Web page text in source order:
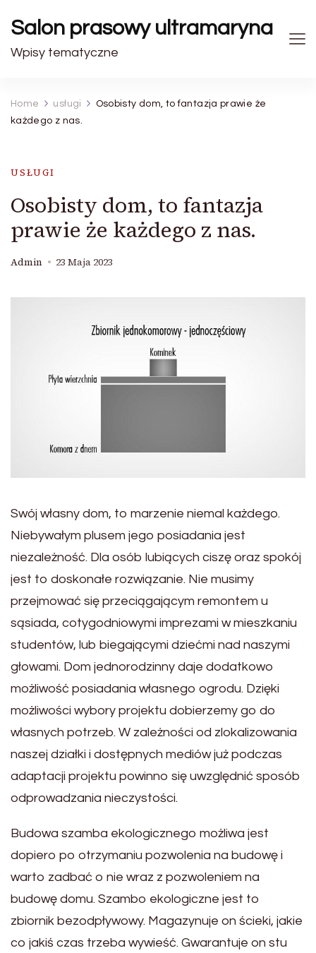
Salon prasowy ultramaryna
Wpisy tematyczne
Home usługi
Osobisty dom, to fantazja prawie że
każdego z nas.
USŁUGI
Osobisty dom, to fantazja
prawie że każdego z nas.
Admin 23 Maja 2023
Swój własny dom, to marzenie niemal każdego.
Niebywałym plusem jego posiadania jest
niezależność. Dla osób lubiących ciszę oraz spokój
jest to doskonałe rozwiązanie. Nie musimy
przejmować się przeciągającym remontem u
sąsiada, cotygodniowymi imprezami w mieszkaniu
studentów, lub biegającymi dziećmi nad naszymi
głowami. Dom jednorodzinny daje dodatkowo
możliwość posiadania własnego ogrodu. Dzięki
możliwości wybory projektu dobierzemy go do
własnych potrzeb. W zależności od zlokalizowania
naszej działki i dostępnych mediów już podczas
adaptacji projektu powinno się uwzględnić sposób
odprowadzania nieczystości.
Budowa szamba ekologicznego możliwa jest
dopiero po otrzymaniu pozwolenia na budowę i
warto zadbać o nie wraz z pozwoleniem na
budowę domu. Szambo ekologiczne jest to
zbiornik bezodpływowy. Magazynuje on ścieki, jakie
co jakiś czas trzeba wywieść. Gwarantuje on stu